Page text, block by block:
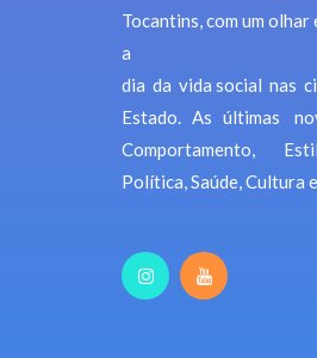
Tocantins, com um
a
dia da vida social nas
Estado. As últimas
Comportamento,
Política, Saúde, Cultura